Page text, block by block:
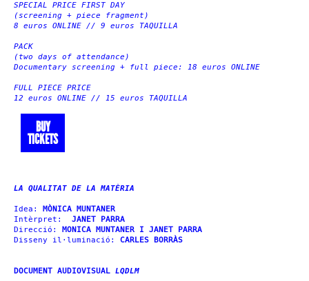
SPECIAL PRICE FIRST DAY
(screening + piece fragment)
8 euros ONLINE // 9 euros TAQUILLA
PACK
(two days of attendance)
Documentary screening + full piece: 18 euros ONLINE
FULL PIECE PRICE
12 euros ONLINE // 15 euros TAQUILLA
BUY
TICKETS
LA QUALITAT DE LA MATÈRIA
Idea: MÒNICA MUNTANER
Intèrpret:
JANET PARRA
Direcció: MONICA MUNTANER I JANET PARRA
Disseny il·luminació: CARLES BORRÀS
DOCUMENT AUDIOVISUAL LQDLM